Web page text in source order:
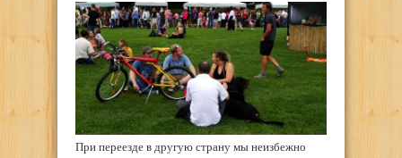
При переезде в другую страну мы неизбежно